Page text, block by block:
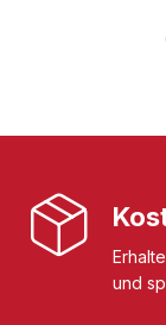
und